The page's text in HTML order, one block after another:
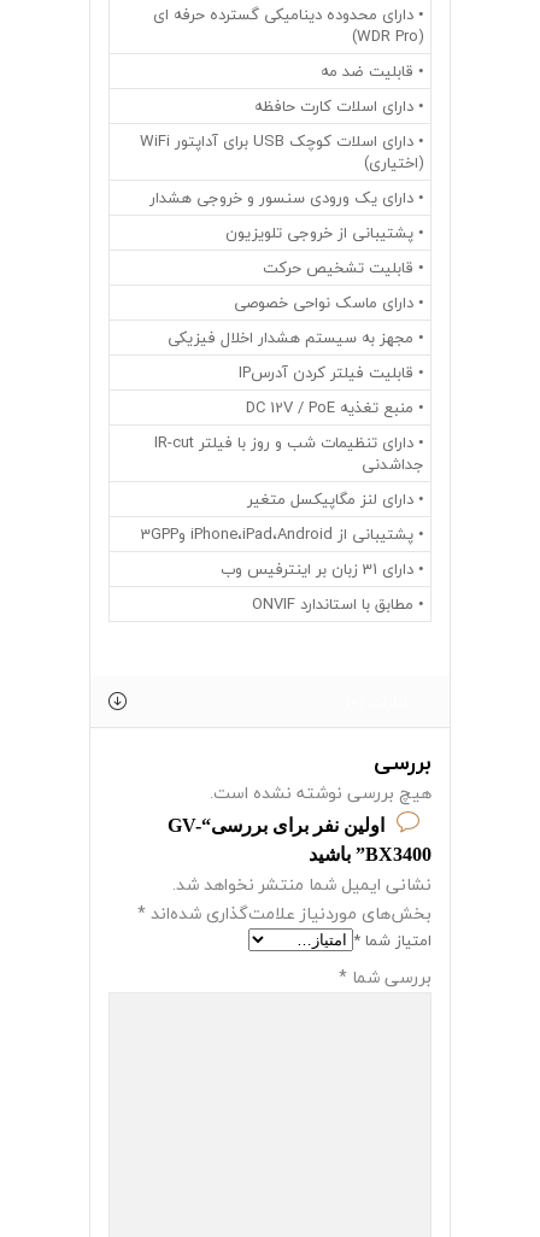
• دارای محدوده دینامیکی گسترده حرفه ای
(WDR Pro)
• قابلیت ضد مه
• دارای اسلات کارت حافظه
• دارای اسلات کوچک USB برای آداپتور WiFi
(اختیاری)
• دارای یک ورودی سنسور و خروجی هشدار
• پشتیبانی از خروجی تلویزیون
• قابلیت تشخیص حرکت
• دارای ماسک نواحی خصوصی
• مجهز به سیستم هشدار اخلال فیزیکی
• قابلیت فیلتر کردن آدرسIP
• منبع تغذیه DC 12V / PoE
• دارای تنظیمات شب و روز با فیلتر IR-cut
جداشدنی
• دارای لنز مگاپیکسل متغیر
• پشتیبانی از iPhone،iPad،Android و3GPP
• دارای 31 زبان بر اینترفیس وب
• مطابق با استاندارد ONVIF
بررسی
هیچ بررسی نوشته نشده است.
اولین نفر برای بررسی“GV-
BX3400” باشید
نشانی ایمیل شما منتشر نخواهد شد.
بخش‌های موردنیاز علامت‌گذاری شده‌اند*
امتیاز شما *
بررسی شما *